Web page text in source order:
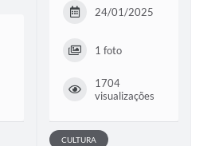
24/01/2025
1 foto
1704
visualizações
CULTURA